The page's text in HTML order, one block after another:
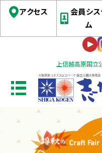
上信越高原国立
アクセス
会員シス
ム